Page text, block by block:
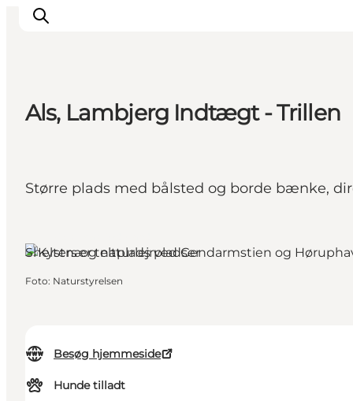
Det sker
Overnatning
Booking
Als, Lambjerg Indtægt - Trillen
Større plads med bålsted og borde bænke,
Besøg hjemmeside
Hunde tilladt
Shelters og naturlejrpladser
Foto: Naturstyrelsen